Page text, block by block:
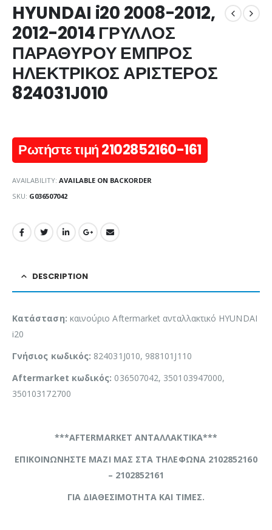
HYUNDAI i20 2008-2012,
2012-2014 ΓΡΥΛΛΟΣ
ΠΑΡΑΘΥΡΟΥ ΕΜΠΡΟΣ
ΗΛΕΚΤΡΙΚΟΣ ΑΡΙΣΤΕΡΟΣ
824031J010
Ρωτήστε τιμή 2102852160-161
AVAILABILITY: AVAILABLE ON BACKORDER
SKU: G036507042
DESCRIPTION
Κατάσταση: καινούριο Aftermarket ανταλλακτικό HYUNDAI
i20
Γνήσιος κωδικός: 824031J010, 988101J110
Aftermarket κωδικός: 036507042, 350103947000,
350103172700
***AFTERMARKET ΑΝΤΑΛΛΑΚΤΙΚΑ***
ΕΠΙΚΟΙΝΩΝΗΣΤΕ ΜΑΖΙ ΜΑΣ ΣΤΑ ΤΗΛΕΦΩΝΑ 2102852160
– 2102852161
ΓΙΑ ΔΙΑΘΕΣΙΜΟΤΗΤΑ ΚΑΙ ΤΙΜΕΣ.